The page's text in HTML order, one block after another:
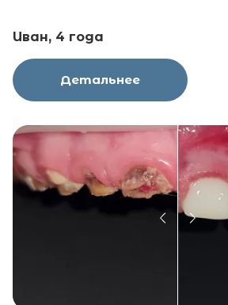
Иван, 4 года
Детальнее